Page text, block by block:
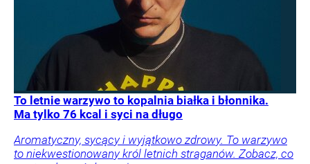
To letnie warzywo to kopalnia białka i błonnika.
Ma tylko 76 kcal i syci na długo
Aromatyczny, sycący i wyjątkowo zdrowy. To warzywo
to niekwestionowany król letnich straganów. Zobacz, co